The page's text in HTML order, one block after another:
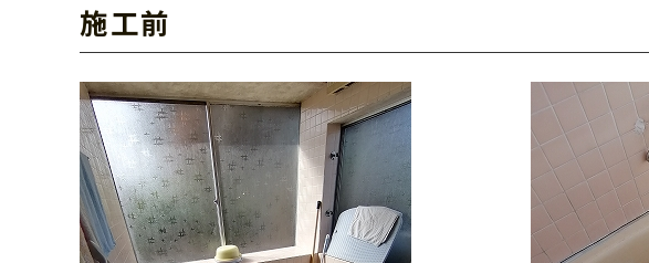
施工前